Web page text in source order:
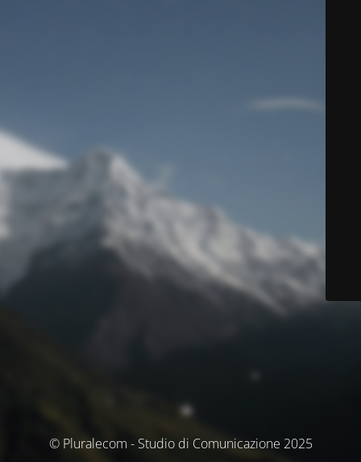
© Pluralecom - Studio di Comunicazione 2025